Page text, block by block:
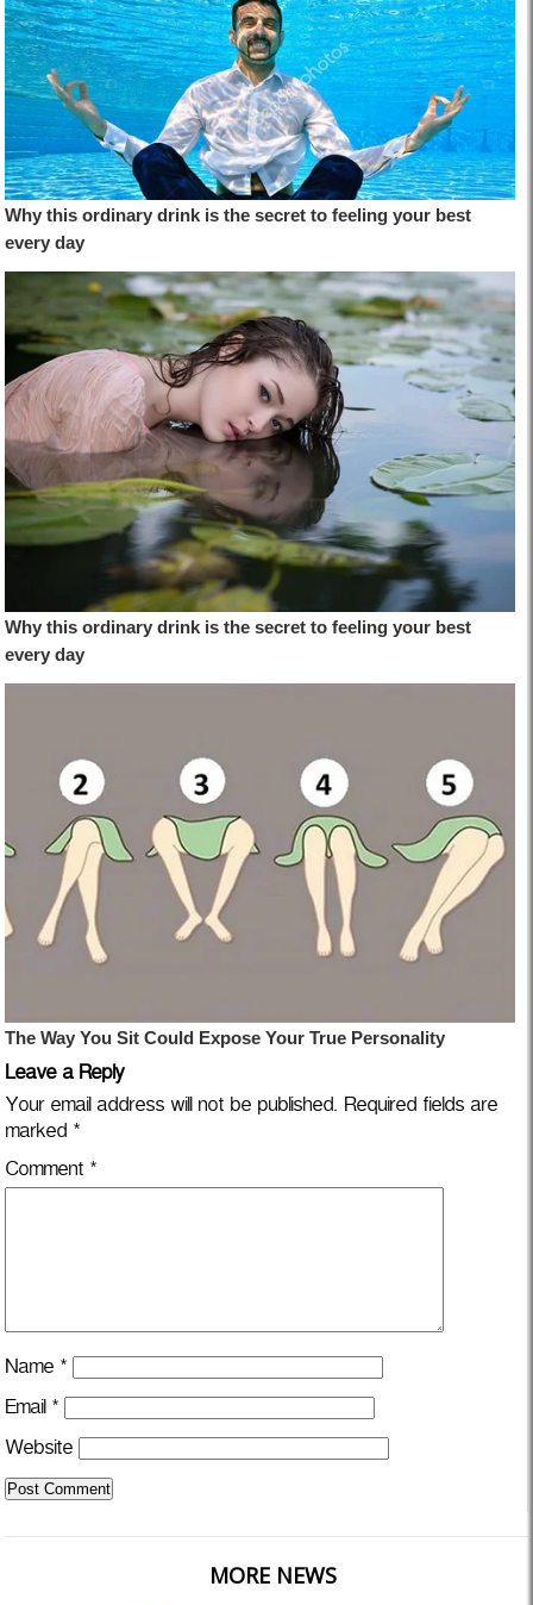
Leave a Reply
Your email address will not be published. Required fields are
marked *
Comment *
Name *
Email *
Website
MORE NEWS